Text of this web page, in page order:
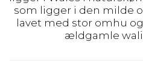
som ligger i den milde
lavet med stor omhu
ældgamle